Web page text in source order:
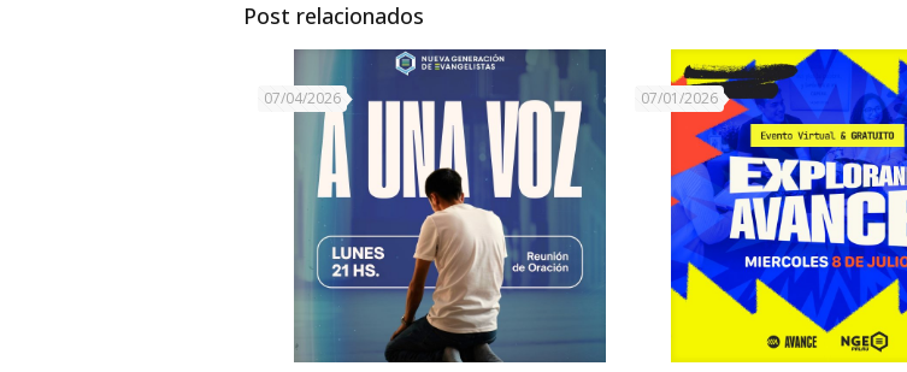
Post relacionados
07/04/2026 07/01/2026